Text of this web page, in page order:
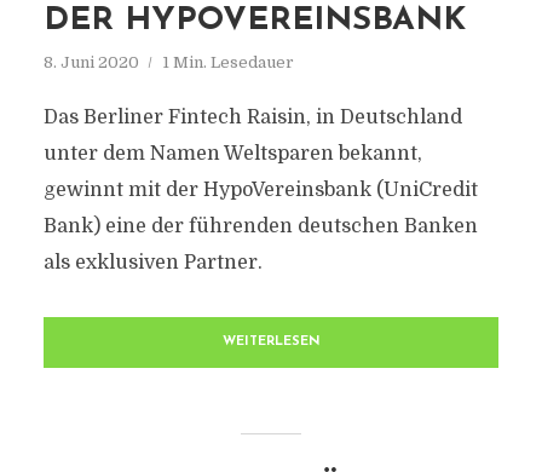
DER HYPOVEREINSBANK
8. Juni 2020 1 Min. Lesedauer
Das Berliner Fintech Raisin, in Deutschland
unter dem Namen Weltsparen bekannt,
gewinnt mit der HypoVereinsbank (UniCredit
Bank) eine der führenden deutschen Banken
als exklusiven Partner.
WEITERLESEN